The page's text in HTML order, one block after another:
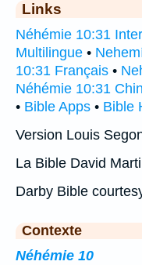
Links
Néhémie 10:31
Multilingue •
10:31 Français •
Néhémie 10:31
• Bible Apps • Bible
Version Louis
La Bible David
Darby Bible
Contexte
Néhémie 10